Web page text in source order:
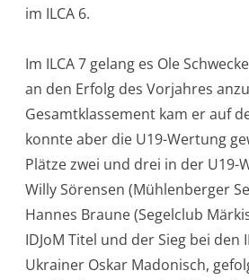
im ILCA 6.
Im ILCA 7 gelang es Ole
an den Erfolg des Vorjahres
Gesamtklassement kam er auf
konnte aber die U19-Wertung
Plätze zwei und drei in der U19-
Willy Sörensen (Mühlenberger
Hannes Braune (Segelclub
IDJoM Titel und der Sieg bei den
Ukrainer Oskar Madonisch,